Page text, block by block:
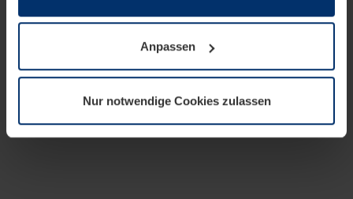
wenn diese für den Betrieb dieser Seite unbedingt
notwendig sind. Für alle anderen Cookie-Typen benötigen
wir Ihre Erlaubnis. Ihre Einwilligung können Sie jederzeit
Datenschutzerklärungunserer Website ändern oder
widerrufen.
Anpassen
Nur notwendige Cookies zulassen